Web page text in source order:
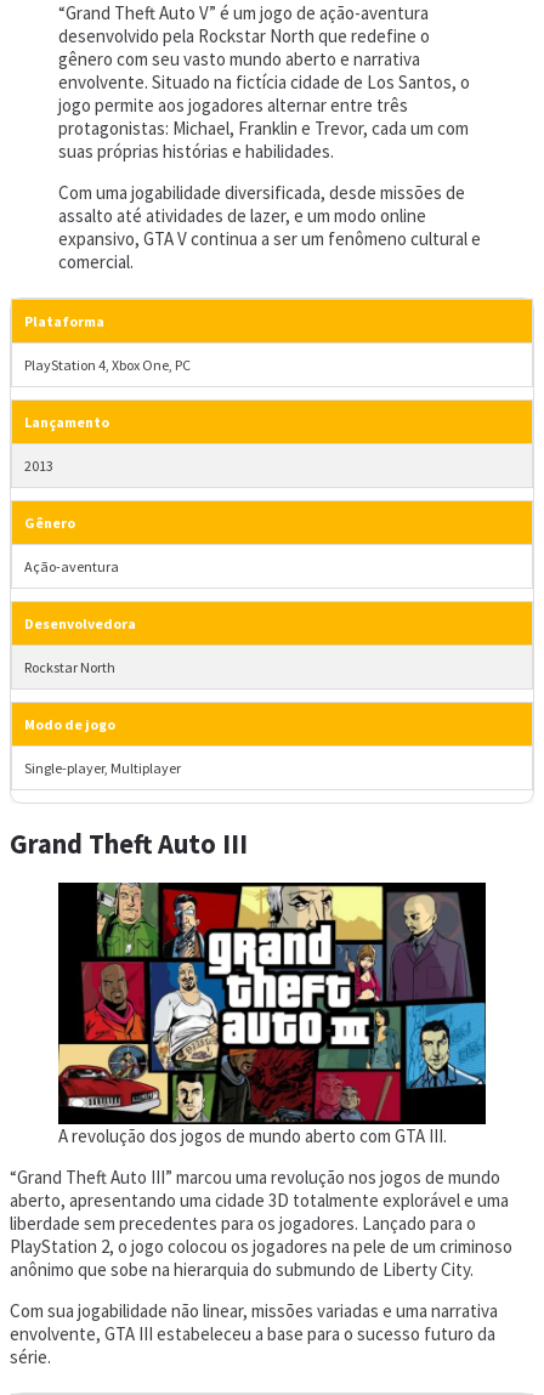
“Grand Theft Auto V” é um jogo de ação-aventura
desenvolvido pela Rockstar North que redefine o
gênero com seu vasto mundo aberto e narrativa
envolvente. Situado na fictícia cidade de Los Santos, o
jogo permite aos jogadores alternar entre três
protagonistas: Michael, Franklin e Trevor, cada um com
suas próprias histórias e habilidades.
Com uma jogabilidade diversificada, desde missões de
assalto até atividades de lazer, e um modo online
expansivo, GTA V continua a ser um fenômeno cultural e
comercial.
Plataforma
PlayStation 4, Xbox One, PC
Lançamento
2013
Gênero
Ação-aventura
Desenvolvedora
Rockstar North
Modo de jogo
Single-player, Multiplayer
Grand Theft Auto III
A revolução dos jogos de mundo aberto com GTA III.
“Grand Theft Auto III” marcou uma revolução nos jogos de mundo
aberto, apresentando uma cidade 3D totalmente explorável e uma
liberdade sem precedentes para os jogadores. Lançado para o
PlayStation 2, o jogo colocou os jogadores na pele de um criminoso
anônimo que sobe na hierarquia do submundo de Liberty City.
Com sua jogabilidade não linear, missões variadas e uma narrativa
envolvente, GTA III estabeleceu a base para o sucesso futuro da
série.